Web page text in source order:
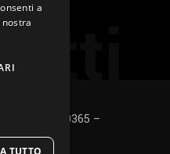
03496530365 –
policy
a
TUTTO